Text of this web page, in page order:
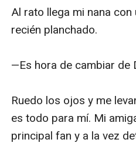
Al rato llega mi nana
recién planchado.
—Es hora de cambiar de
Ruedo los ojos y me
es todo para mí. Mi
principal fan y a la vez